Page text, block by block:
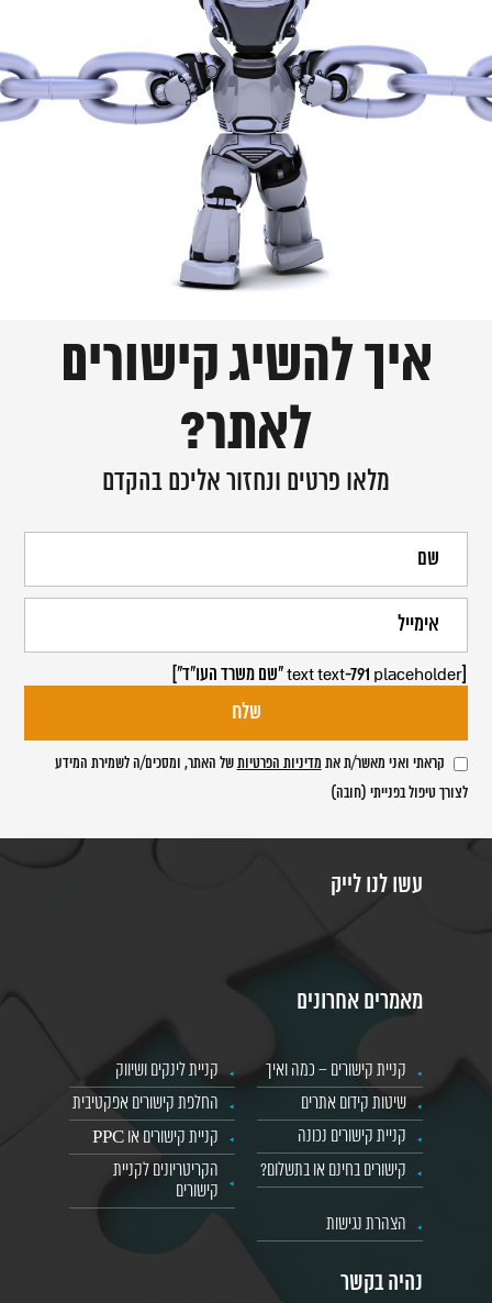
איך להשיג קישורים
לאתר?
מלאו פרטים ונחזור אליכם בהקדם
[text text-791 placeholder "שם משרד העו"ד"]
קראתי ואני מאשר/ת את מדיניות הפרטיותשל האתר, ומסכים/ה לשמירת המידע
לצורך טיפול בפנייתי (חובה)
עשו לנו לייק
מאמרים אחרונים
קניית קישורים – כמה ואיך
קניית לינקים ושיווק
שיטות קידום אתרים
החלפת קישורים אפקטיבית
קניית קישורים נכונה
קניית קישורים או PPC
קישורים בחינם או בתשלום?
הקריטריונים לקניית
קישורים
הצהרת נגישות
נהיה בקשר